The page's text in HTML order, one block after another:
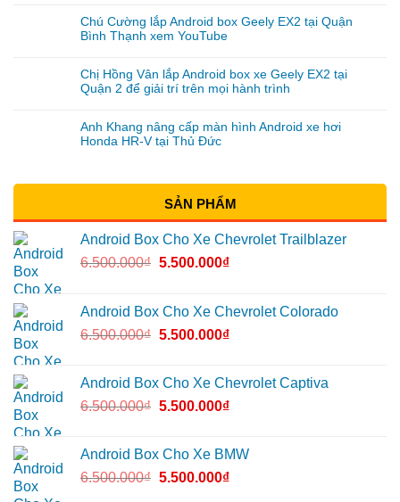
Chú Cường lắp Android box Geely EX2 tại Quận
Bình Thạnh xem YouTube
Chị Hồng Vân lắp Android box xe Geely EX2 tại
Quận 2 để giải trí trên mọi hành trình
Anh Khang nâng cấp màn hình Android xe hơi
Honda HR-V tại Thủ Đức
SẢN PHẨM
Android Box Cho Xe Chevrolet Trailblazer
6.500.000₫ 5.500.000₫
Android Box Cho Xe Chevrolet Colorado
6.500.000₫ 5.500.000₫
Android Box Cho Xe Chevrolet Captiva
6.500.000₫ 5.500.000₫
Android Box Cho Xe BMW
6.500.000₫ 5.500.000₫